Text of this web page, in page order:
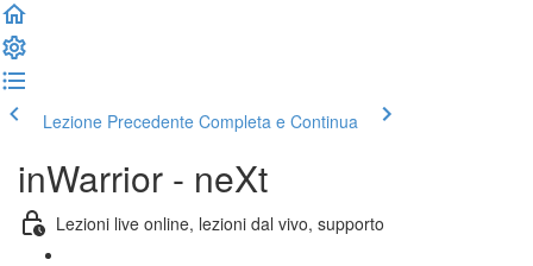
Lezione Precedente Completa e Continua
inWarrior - neXt
Lezioni live online, lezioni dal vivo, supporto